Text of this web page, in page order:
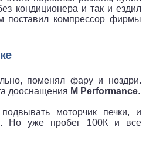
кондиционера и так и ездил
поставил компрессор фирмы
поменял фару и ноздри.
дооснащения M Performance.
моторчик печки, и
Но уже пробег 100К и все